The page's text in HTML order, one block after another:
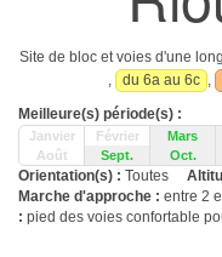
Site de bloc et voies d'une
,
du 6a au 6c ,
Meilleure(s) période(s) :
Janvier Février Mars
Août
Sept. Oct.
Orientation(s) : Toutes
Marche d'approche : entre 2
: pied des voies confortable